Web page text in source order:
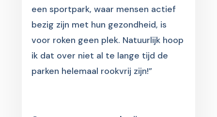
een sportpark, waar mensen actief
bezig zijn met hun gezondheid, is
voor roken geen plek. Natuurlijk hoop
ik dat over niet al te lange tijd de
parken helemaal rookvrij zijn!”